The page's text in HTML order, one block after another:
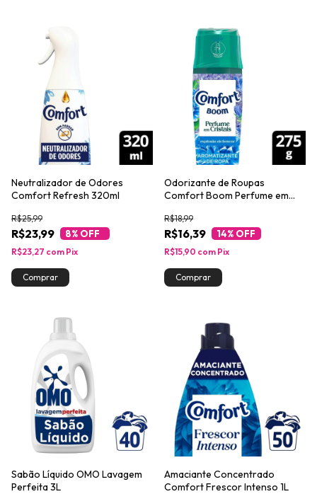
Neutralizador de Odores
Comfort Refresh 320ml
R$23,99
R$25,99
8% OFF
R$23,27 com Pix
Odorizante de Roupas
Comfort Boom Perfume em
275g
R$16,39
R$18,99
14% OFF
R$15,90 com Pix
Sabão Líquido OMO Lavagem
Perfeita 3L
Amaciante Concentrado
Comfort Frescor Intenso 1L